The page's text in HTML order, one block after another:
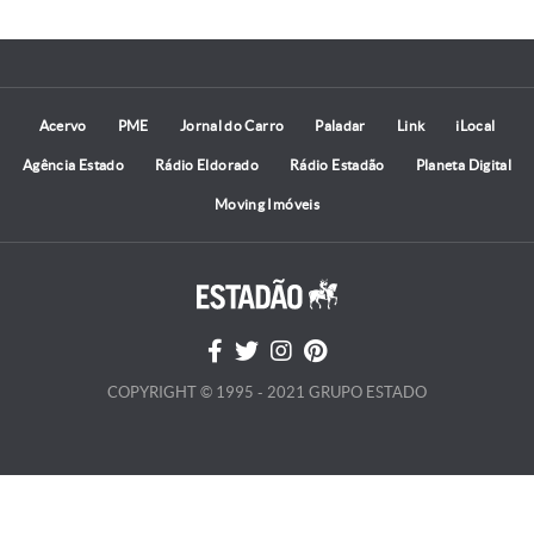
Acervo PME Jornal do Carro Paladar Link iLocal
Agência Estado Rádio Eldorado Rádio Estadão Planeta Digital
Moving Imóveis
COPYRIGHT © 1995 - 2021 GRUPO ESTADO